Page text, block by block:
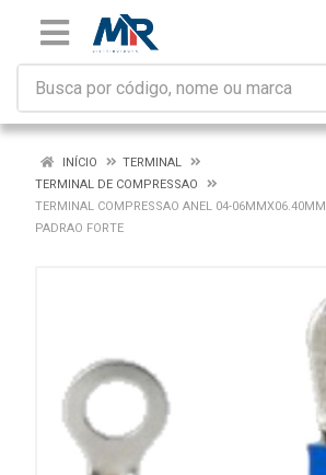
INÍCIO
TERMINAL
TERMINAL DE COMPRESSAO
TERMINAL COMPRESSAO ANEL 04-06MMX06.40MM
PADRAO FORTE